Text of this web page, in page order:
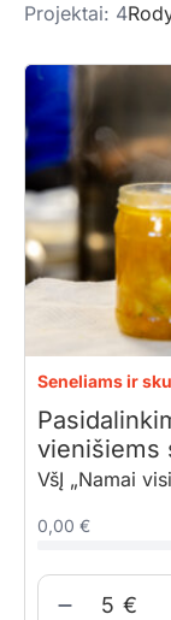
Projektai: 4
Seneliams ir
vienišiems
VšĮ „Namai
0,00 €
€